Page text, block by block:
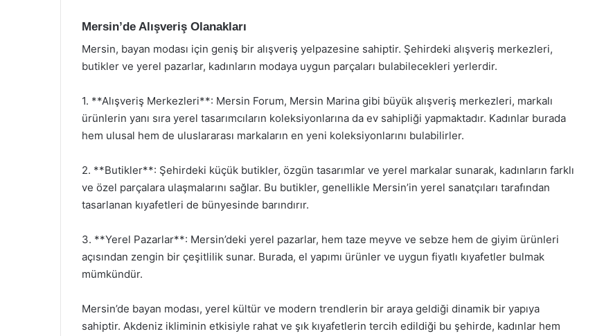
Mersin’de Alışveriş Olanakları
Mersin, bayan modası için geniş bir alışveriş yelpazesine sahiptir. Şehirdeki alışveriş merkezleri,
butikler ve yerel pazarlar, kadınların modaya uygun parçaları bulabilecekleri yerlerdir.
1. **Alışveriş Merkezleri**: Mersin Forum, Mersin Marina gibi büyük alışveriş merkezleri, markalı
ürünlerin yanı sıra yerel tasarımcıların koleksiyonlarına da ev sahipliği yapmaktadır. Kadınlar burada
hem ulusal hem de uluslararası markaların en yeni koleksiyonlarını bulabilirler.
2. **Butikler**: Şehirdeki küçük butikler, özgün tasarımlar ve yerel markalar sunarak, kadınların farklı
ve özel parçalara ulaşmalarını sağlar. Bu butikler, genellikle Mersin’in yerel sanatçıları tarafından
tasarlanan kıyafetleri de bünyesinde barındırır.
3. **Yerel Pazarlar**: Mersin’deki yerel pazarlar, hem taze meyve ve sebze hem de giyim ürünleri
açısından zengin bir çeşitlilik sunar. Burada, el yapımı ürünler ve uygun fiyatlı kıyafetler bulmak
mümkündür.
Mersin’de bayan modası, yerel kültür ve modern trendlerin bir araya geldiği dinamik bir yapıya
sahiptir. Akdeniz ikliminin etkisiyle rahat ve şık kıyafetlerin tercih edildiği bu şehirde, kadınlar hem